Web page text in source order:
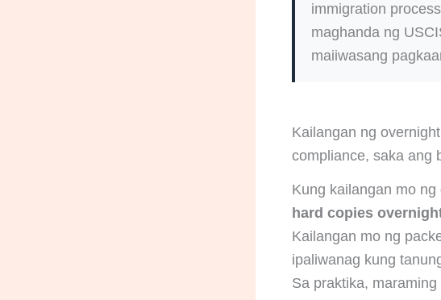
immigration
maghanda ng
maiiwasang
Kailangan ng
compliance, saka ang
Kung kailangan mo ng
hard copies
Kailangan mo ng
ipaliwanag kung
Sa praktika,